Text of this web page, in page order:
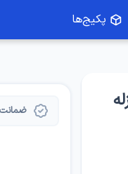
پکیج‌ها
ضمانت